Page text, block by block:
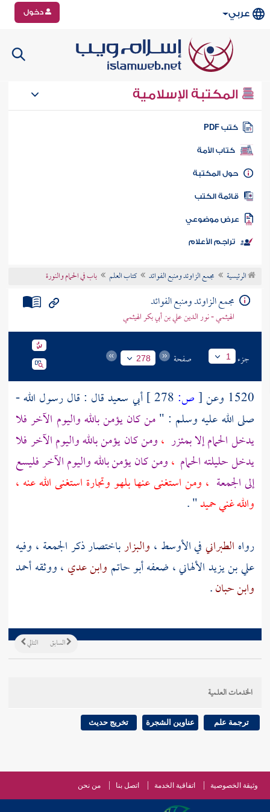
عربي دخول
المكتبة الإسلامية
كتب PDF
كتاب الأمة
المكتبة
الكتب
موضوعي
تراجم الأعلام
الرئيسية مجمع الزاوئد ومنبع الفوائد كتاب العلم باب في الحمام والنورة
مجمع الزاوئد ومنبع الفوائد
الهيثمي - نور الدين علي بن أبي بكر الهيثمي
جزء 1 صفحة 278
1520 وعن [ص: أبي سعيدقال : قال رسول الله -
صلى الله عليه وسلم : "من كان يؤمن بالله واليوم الآخر فلا
يدخل الحمام إلا بمئزر ،ومن كان يؤمن بالله واليوم الآخر فلا
يدخل حليلته الحمام ،ومن كان يؤمن بالله واليوم الآخر فليسع
إلى الجمعة ، ومن استغنى عنها بلهو وتجارة استغنى الله عنه ،
والله غني حميد" .
رواه الطبرانيفي الأوسط ، والبزارباختصار ذكر الجمعة ، وفيه
علي بن يزيد الألهاني، ضعفهأبو حاتم وابن عدي ، ووثقهأحمد
وابن حبان.
التالي السابق
الخدمات العلمية
ترجمة علم عناوين الشجرة تخريج حديث
وثيقة الخصوصية اتفاقية الخدمة اتصل بنا من نحن